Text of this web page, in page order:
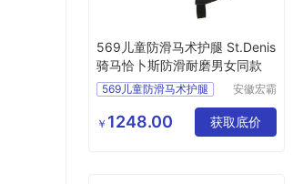
569儿童防滑马术护腿 St.Denis
骑马恰卜斯防滑耐磨男女同款
569儿童防滑马术护腿
安徽宏霸
有限公司
￥ 1248.00 获取底价